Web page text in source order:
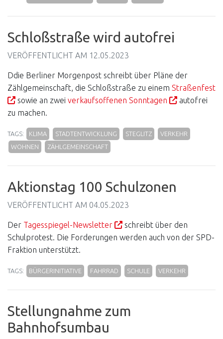
Schloßstraße wird autofrei
VERÖFFENTLICHT AM 12.05.2023
Ddie Berliner Morgenpost schreibt über Pläne der
Zählgemeinschaft, die Schloßstraße zu einem Straßenfest
sowie an zwei verkaufsoffenen Sonntagen
autofrei
zu machen.
TAGS: KLIMA STADTENTWICKLUNG STEGLITZ
VERKEHR
WOHNEN
ZÄHLGEMEINSCHAFT
Aktionstag 100 Schulzonen
VERÖFFENTLICHT AM 04.05.2023
Der Tagesspiegel-Newsletter
schreibt über den
Schulprotest. Die Forderungen werden auch von der SPD-
Fraktion unterstützt.
TAGS: BÜRGERINITIATIVE FAHRRAD SCHULE VERKEHR
Stellungnahme zum
Bahnhofsumbau